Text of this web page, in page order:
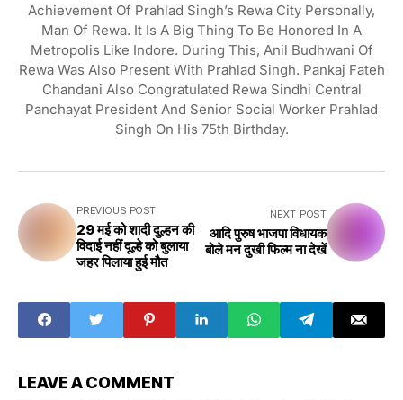
Achievement Of Prahlad Singh’s Rewa City Personally,
Man Of Rewa. It Is A Big Thing To Be Honored In A
Metropolis Like Indore. During This, Anil Budhwani Of
Rewa Was Also Present With Prahlad Singh. Pankaj Fateh
Chandani Also Congratulated Rewa Sindhi Central
Panchayat President And Senior Social Worker Prahlad
Singh On His 75th Birthday.
PREVIOUS POST
29 मई को शादी दुल्हन की
विदाई नहीं दूल्हे को बुलाया
जहर पिलाया हुई मौत
NEXT POST
आदि पुरुष भाजपा विधायक
बोले मन दुखी फिल्म ना देखें
LEAVE A COMMENT